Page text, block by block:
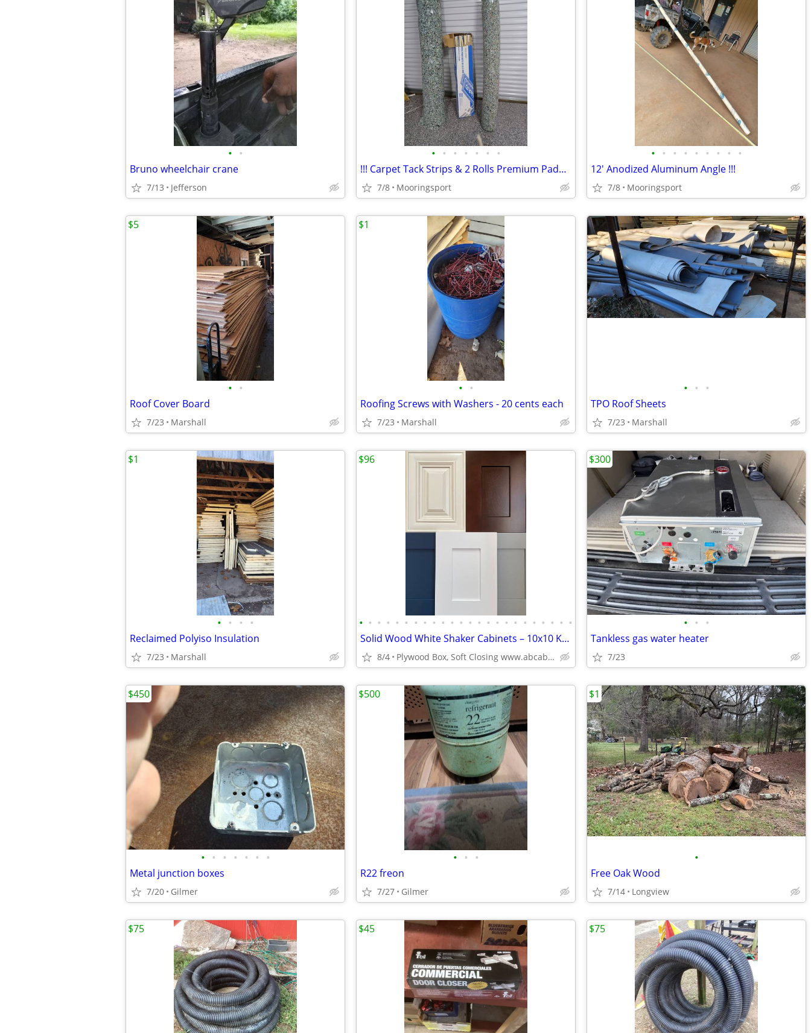
• •
Bruno wheelchair crane
7/13 Jefferson
• • • • • • •
!!! Carpet Tack Strips & 2 Rolls Premium Padding
7/8 Mooringsport
• • • • • • • • •
12' Anodized Aluminum Angle !!!
7/8 Mooringsport
• •
Roof Cover Board
7/23 Marshall
$5
• •
Roofing Screws with Washers - 20 cents each
7/23 Marshall
$1
• • •
TPO Roof Sheets
7/23 Marshall
• • • •
Reclaimed Polyiso Insulation
7/23 Marshall
$1
• • • • • • • • • • • • • • • • • • • • • • • •
Solid Wood White Shaker Cabinets – 10x10 Kitchen from $1,950+ (Free De
8/4 Plywood Box, Soft Closing www.abcabinetry.com
$96
• • •
Tankless gas water heater
7/23
$300
• • • • • • •
Metal junction boxes
7/20 Gilmer
$450
• • •
R22 freon
7/27 Gilmer
$500
•
Free Oak Wood
7/14 Longview
$1
$75 $45 $75